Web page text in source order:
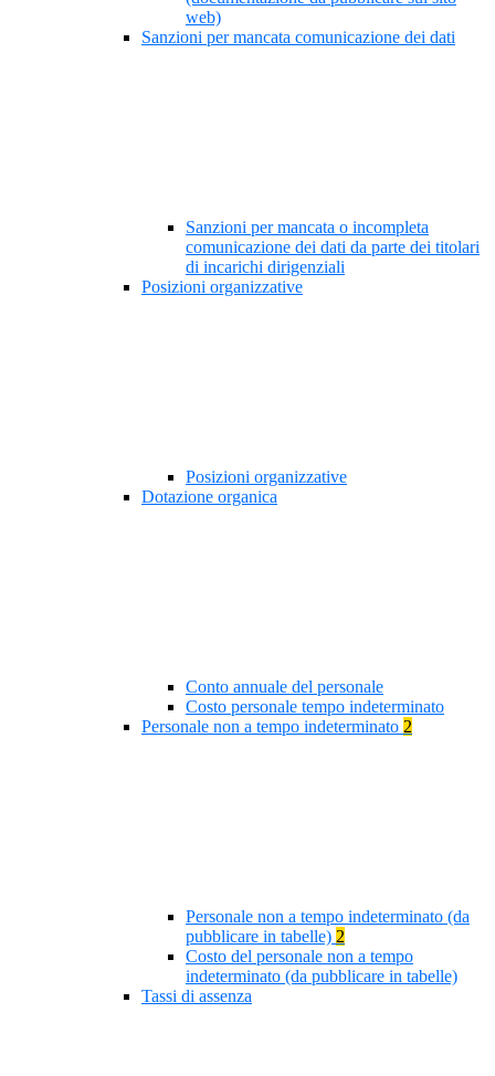
web)
Sanzioni per mancata comunicazione dei dati
Sanzioni per mancata o incompleta
comunicazione dei dati da parte dei titolari
di incarichi dirigenziali
Posizioni organizzative
Posizioni organizzative
Dotazione organica
Conto annuale del personale
Costo personale tempo indeterminato
Personale non a tempo indeterminato 2
Personale non a tempo indeterminato (da
pubblicare in tabelle) 2
Costo del personale non a tempo
indeterminato (da pubblicare in tabelle)
Tassi di assenza